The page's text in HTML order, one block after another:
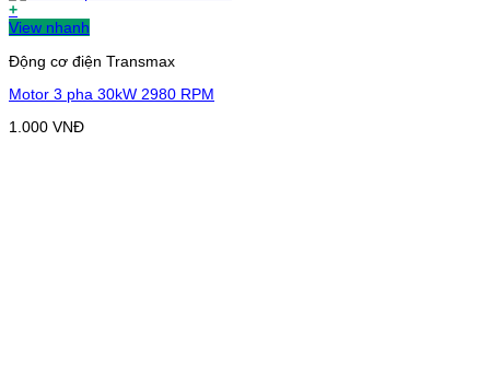
+
View nhanh
Động cơ điện Transmax
Motor 3 pha 30kW 2980 RPM
1.000 VNĐ